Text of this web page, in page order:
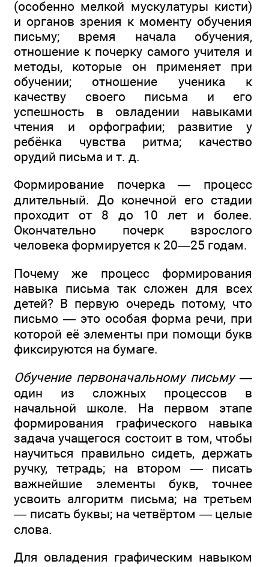
(особенно мелкой мускулатуры кисти)
и органов зрения к моменту обучения
письму; время начала обучения,
отношение к почерку самого учителя и
методы, которые он применяет при
обучении; отношение ученика к
качеству своего письма и его
успешность в овладении навыками
чтения и орфографии; развитие у
ребёнка чувства ритма; качество
орудий письма и т. д.
Формирование почерка — процесс
длительный. До конечной его стадии
проходит от 8 до 10 лет и более.
Окончательно почерк взрослого
человека формируется к 20—25 годам.
Почему же процесс формирования
навыка письма так сложен для всех
детей? В первую очередь потому, что
письмо — это особая форма речи, при
которой её элементы при помощи букв
фиксируются на бумаге.
Обучение первоначальному письму—
один из сложных процессов в
начальной школе. На первом этапе
формирования графического навыка
задача учащегося состоит в том, чтобы
научиться правильно сидеть, держать
ручку, тетрадь; на втором — писать
важнейшие элементы букв, точнее
усвоить алгоритм письма; на третьем
— писать буквы; на четвёртом — целые
слова.
Для овладения графическим навыком